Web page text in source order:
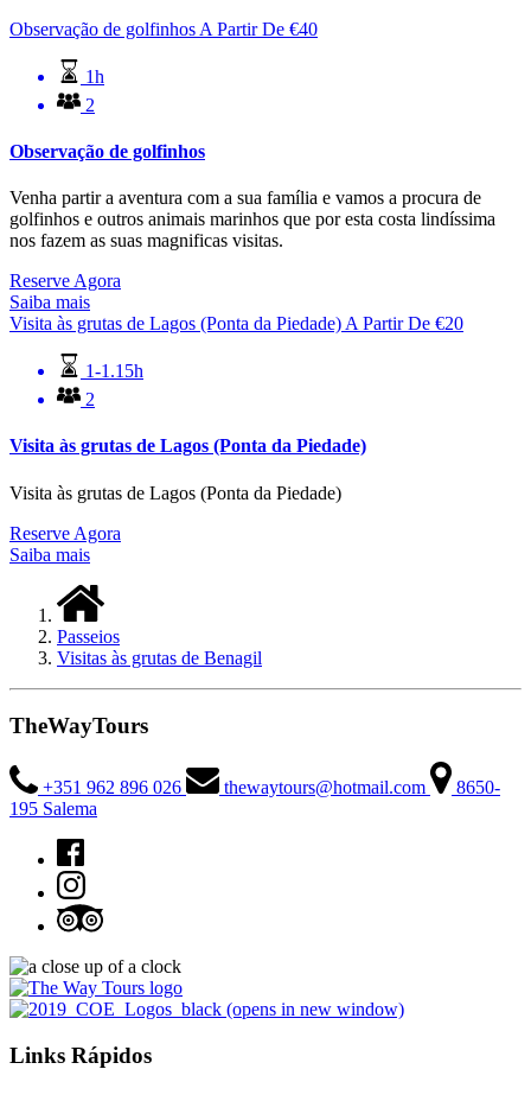
Observação de golfinhos A Partir De €40
1h
2
Observação de golfinhos
Venha partir a aventura com a sua família e vamos a procura de
golfinhos e outros animais marinhos que por esta costa lindíssima
nos fazem as suas magnificas visitas.
Reserve Agora
Saiba mais
Visita às grutas de Lagos (Ponta da Piedade) A Partir De €20
1-1.15h
2
Visita às grutas de Lagos (Ponta da Piedade)
Visita às grutas de Lagos (Ponta da Piedade)
Reserve Agora
Saiba mais
Passeios
Visitas às grutas de Benagil
TheWayTours
+351 962 896 026 thewaytours@hotmail.com
8650-
195 Salema
(opens in new window)
Links Rápidos